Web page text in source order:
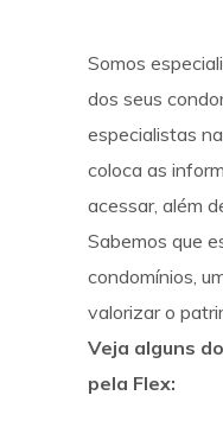
Somos
dos seus
especialistas
coloca as
acessar, além
Sabemos que
condomínios,
valorizar o
Veja alguns
pela Flex: